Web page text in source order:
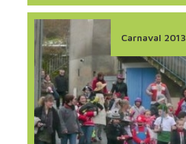
Carnaval 2013